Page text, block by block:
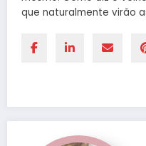
que naturalmente virão